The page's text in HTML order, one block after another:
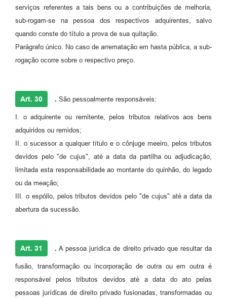
serviços referentes a tais bens ou a contribuições de melhoria,
sub-rogam-se na pessoa dos respectivos adquirentes, salvo
quando conste do título a prova de sua quitação.
Parágrafo único. No caso de arrematação em hasta pública, a sub-
rogação ocorre sobre o respectivo preço.
Art. 30 . São pessoalmente responsáveis:
I. o adquirente ou remitente, pelos tributos relativos aos bens
adquiridos ou remidos;
II. o sucessor a qualquer título e o cônjuge meeiro, pelos tributos
devidos pelo "de cujus", até a data da partilha ou adjudicação,
limitada esta responsabilidade ao montante do quinhão, do legado
ou da meação;
III. o espólio, pelos tributos devidos pelo "de cujus" até a data da
abertura da sucessão.
Art. 31 . A pessoa jurídica de direito privado que resultar da
fusão, transformação ou incorporação de outra ou em outra é
responsável pelos tributos devidos até a data do ato pelas
pessoas jurídicas de direito privado fusionadas, transformadas ou